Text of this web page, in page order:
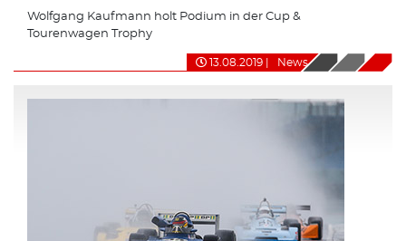
Wolfgang Kaufmann holt Podium in der Cup &
Tourenwagen Trophy
13.08.2019 News